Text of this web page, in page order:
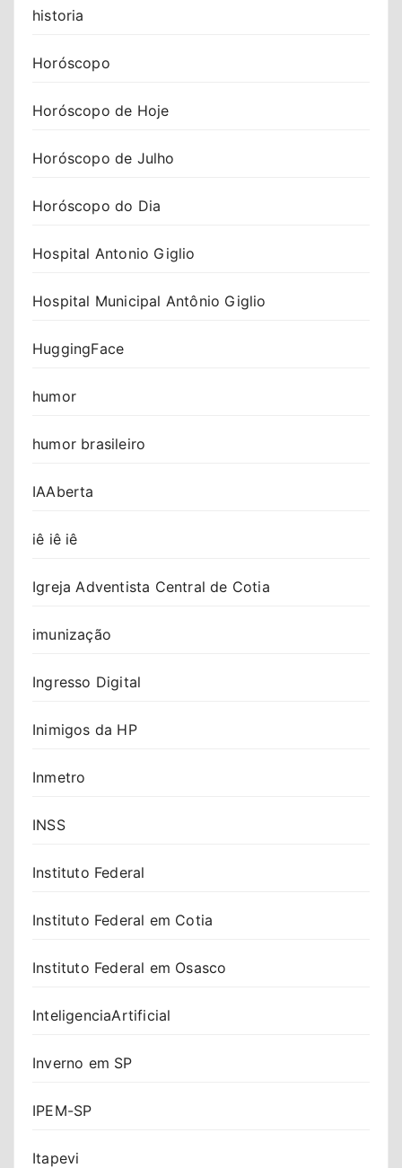
historia
Horóscopo
Horóscopo de Hoje
Horóscopo de Julho
Horóscopo do Dia
Hospital Antonio Giglio
Hospital Municipal Antônio Giglio
HuggingFace
humor
humor brasileiro
IAAberta
iê iê iê
Igreja Adventista Central de Cotia
imunização
Ingresso Digital
Inimigos da HP
Inmetro
INSS
Instituto Federal
Instituto Federal em Cotia
Instituto Federal em Osasco
InteligenciaArtificial
Inverno em SP
IPEM-SP
Itapevi